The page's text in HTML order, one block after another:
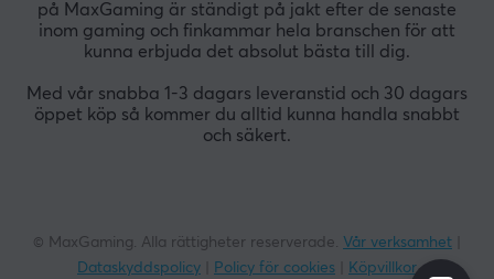
på MaxGaming är ständigt på jakt efter de senaste
inom gaming och finkammar hela branschen för att
kunna erbjuda det absolut bästa till dig.
Med vår snabba 1-3 dagars leveranstid och 30 dagars
öppet köp så kommer du alltid kunna handla snabbt
och säkert.
© MaxGaming. Alla rättigheter reserverade. Vår verksamhet
Dataskyddspolicy
Policy för cookies Köpvillkor